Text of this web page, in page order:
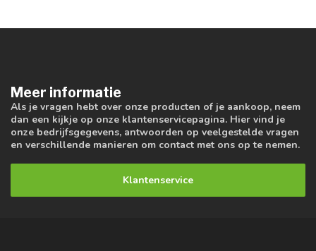
Meer informatie
Als je vragen hebt over onze producten of je aankoop, neem
dan een kijkje op onze klantenservicepagina. Hier vind je
onze bedrijfsgegevens, antwoorden op veelgestelde vragen
en verschillende manieren om contact met ons op te nemen.
Klantenservice